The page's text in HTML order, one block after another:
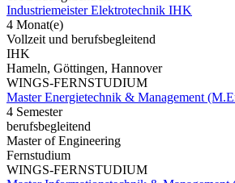
Industriemeister Elektrotechnik IHK
4 Monat(e)
Vollzeit und berufsbegleitend
IHK
Hameln, Göttingen, Hannover
WINGS-FERNSTUDIUM
Master Energietechnik & Management
4 Semester
berufsbegleitend
Master of Engineering
Fernstudium
WINGS-FERNSTUDIUM